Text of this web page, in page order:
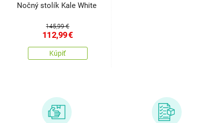
Nočný stolík Kale White
145,99 €
112,99€
Kúpiť